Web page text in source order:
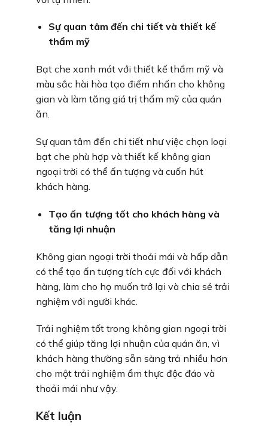
Sự quan tâm đến chi tiết và thiết kế
thẩm mỹ
Bạt che xanh mát với thiết kế thẩm mỹ và
màu sắc hài hòa tạo điểm nhấn cho không
gian và làm tăng giá trị thẩm mỹ của quán
ăn.
Sự quan tâm đến chi tiết như việc chọn loại
bạt che phù hợp và thiết kế không gian
ngoại trời có thể ấn tượng và cuốn hút
khách hàng.
Tạo ấn tượng tốt cho khách hàng và
tăng lợi nhuận
Không gian ngoại trời thoải mái và hấp dẫn
có thể tạo ấn tượng tích cực đối với khách
hàng, làm cho họ muốn trở lại và chia sẻ trải
nghiệm với người khác.
Trải nghiệm tốt trong không gian ngoại trời
có thể giúp tăng lợi nhuận của quán ăn, vì
khách hàng thường sẵn sàng trả nhiều hơn
cho một trải nghiệm ẩm thực độc đáo và
thoải mái như vậy.
Kết luận